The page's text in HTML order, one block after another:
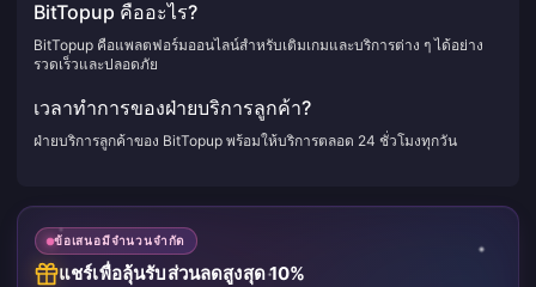
BitTopup คืออะไร?
BitTopup คือแพลตฟอร์มออนไลน์สำหรับเติมเกมและบริการต่าง ๆ ได้อย่าง
รวดเร็วและปลอดภัย
เวลาทำการของฝ่ายบริการลูกค้า?
ฝ่ายบริการลูกค้าของ BitTopup พร้อมให้บริการตลอด 24 ชั่วโมงทุกวัน
ข้อเสนอมีจำนวนจำกัด
แชร์เพื่อลุ้นรับส่วนลดสูงสุด 10%